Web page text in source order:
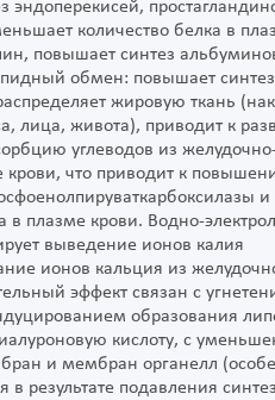
количество белка в
повышает синтез
обмен: повышает синтез
жировую ткань
лица, живота), приводит к
углеводов из
крови, что приводит к
и
в плазме крови. Водно-
выведение ионов калия
ионов кальция из
эффект связан с
образования
кислоту, с
и мембран органелл
результате подавления